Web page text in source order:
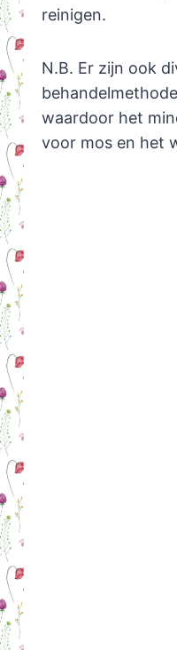
reinigen.
N.B. Er zijn ook
waardoor het
voor mos en het